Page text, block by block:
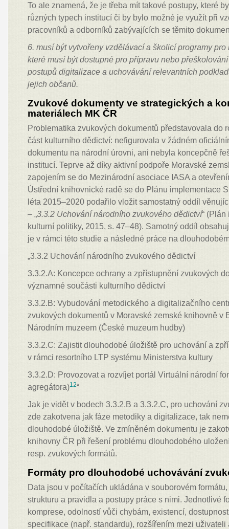
To ale znamená, že je třeba mít takové postupy, které
různých typech institucí či by bylo možné je využít při
pracovníků a odborníků zabývajících se těmito
6. musí být vytvořeny vzdělávací a školicí programy
kterémusí být dostupné pro přípravu nebo
postupůdigitalizace a uchovávání relevantních
jejich občanů.
Zvukové dokumenty ve strategických a
materiálech MK ČR
Problematika zvukových dokumentů představovala do
část kulturního dědictví: nefigurovala v žádném
dokumentu na národní úrovni, ani nebyla koncepčně
institucí. Teprve až díky aktivní podpoře Moravské
zapojením se do Mezinárodní asociace IASA a
Ústřední knihovnické radě se do Plánu implementace
léta 2015–2020 podařilo vložit samostatný oddíl
– „3.3.2 Uchování národního zvukového dědictví“
kulturní politiky, 2015, s. 47–48). Samotný oddíl
je v rámci této studie a následné práce na
„3.3.2 Uchování národního zvukového dědictví
3.3.2.A: Koncepce ochrany a zpřístupnění zvukových
významné součásti kulturního dědictví
3.3.2.B: Vybudování metodického a digitalizačního
zvukových dokumentů v Moravské zemské knihovně v
Národním muzeem (České muzeum hudby)
3.3.2.C: Zajistit dlouhodobé úložiště pro uchování a
v rámci resortního LTP systému Ministerstva kultury
3.3.2.D: Provozovat a rozvíjet portál Virtuální národní
agregátora)12“
Jak je vidět v bodech 3.3.2.B a 3.3.2.C, pro uchování
zde zakotvena jak fáze metodiky a digitalizace, tak
dlouhodobé úložiště. Ve zmíněném dokumentu je
knihovny ČR při řešení problému dlouhodobého
resp. zvukových formátů.
Formáty pro dlouhodobé uchovávání
Data jsou v počítačích ukládána v souborovém
strukturu a pravidla a postupy práce s nimi. Jednotlivé
komprese, odolností vůči chybám, existencí,
specifikace (např. standardu), rozšířením mezi